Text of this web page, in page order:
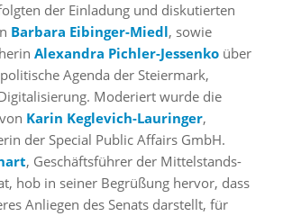
der Einladung und diskutierten
Barbara Eibinger-Miedl, sowie
Alexandra Pichler-Jessenko über
Agenda der Steiermark,
Moderiert wurde die
Karin Keglevich-Lauringer,
der Special Public Affairs GmbH.
, Geschäftsführer der Mittelstands-
hob in seiner Begrüßung hervor, dass
Anliegen des Senats darstellt, für